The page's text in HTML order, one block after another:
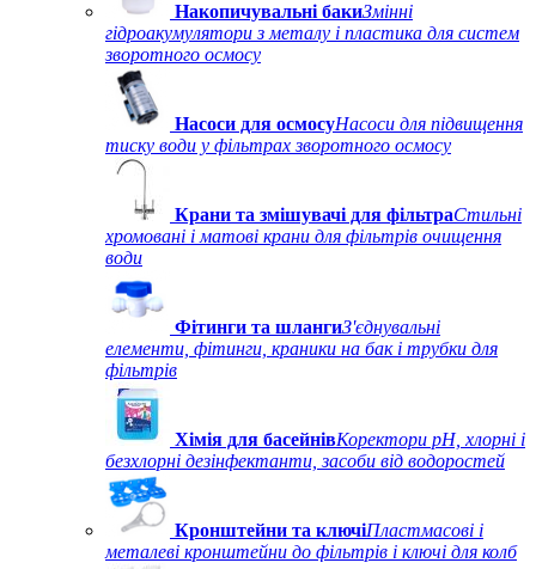
Накопичувальні бакиЗмінні
гідроакумулятори з металу і пластика для систем
зворотного осмосу
Насоси для осмосуНасоси для підвищення
тиску води у фільтрах зворотного осмосу
Крани та змішувачі для фільтраСтильні
хромовані і матові крани для фільтрів очищення
води
Фітинги та шлангиЗ'єднувальні
елементи, фітинги, краники на бак і трубки для
фільтрів
Хімія для басейнівКоректори рН, хлорні і
безхлорні дезінфектанти, засоби від водоростей
Кронштейни та ключіПластмасові і
металеві кронштейни до фільтрів і ключі для колб